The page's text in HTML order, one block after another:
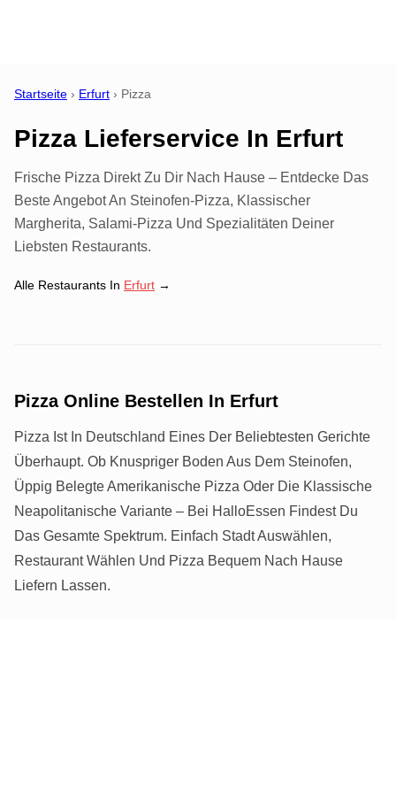
Startseite › Erfurt › Pizza
Pizza Lieferservice In Erfurt
Frische Pizza Direkt Zu Dir Nach Hause – Entdecke Das
Beste Angebot An Steinofen-Pizza, Klassischer
Margherita, Salami-Pizza Und Spezialitäten Deiner
Liebsten Restaurants.
Alle Restaurants In Erfurt →
Pizza Online Bestellen In Erfurt
Pizza Ist In Deutschland Eines Der Beliebtesten Gerichte
Überhaupt. Ob Knuspriger Boden Aus Dem Steinofen,
Üppig Belegte Amerikanische Pizza Oder Die Klassische
Neapolitanische Variante – Bei HalloEssen Findest Du
Das Gesamte Spektrum. Einfach Stadt Auswählen,
Restaurant Wählen Und Pizza Bequem Nach Hause
Liefern Lassen.